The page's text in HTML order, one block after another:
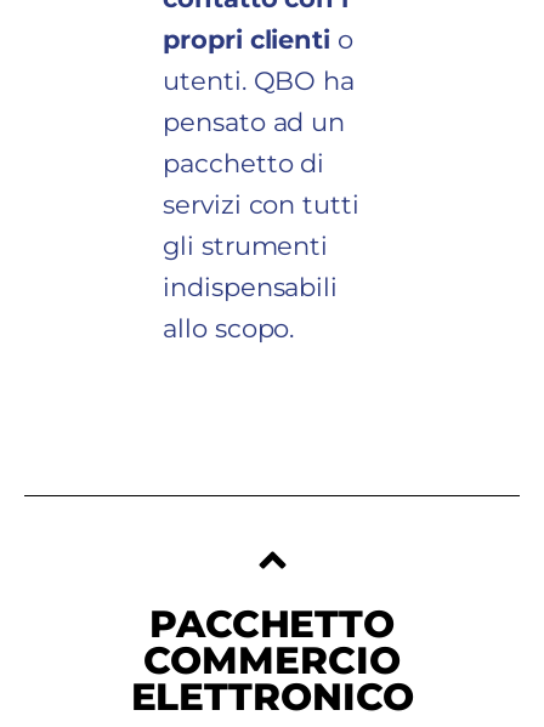
propri clienti o
utenti. QBO ha
pensato ad un
pacchetto di
servizi con tutti
gli strumenti
indispensabili
allo scopo.
PACCHETTO
COMMERCIO
ELETTRONICO